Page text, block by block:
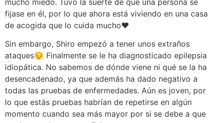
mucho miedo. Tuvo la suerte de que una persona se
fijase en él, por lo que ahora está viviendo en una casa
de acogida que lo cuida mucho❤️
Sin embargo, Shiro empezó a tener unos extraños
ataques😔 Finalmente se le ha diagnosticado epilepsia
idiopática. No sabemos de dónde viene ni qué se la ha
desencadenado, ya que además ha dado negativo a
todas las pruebas de enfermedades. Aún es joven, por
lo que estás pruebas habrían de repetirse en algún
momento cuando sea más mayor por si se debe a que